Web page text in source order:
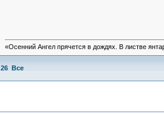
«Осенний Ангел прячется в дождях. В листве
26 Все